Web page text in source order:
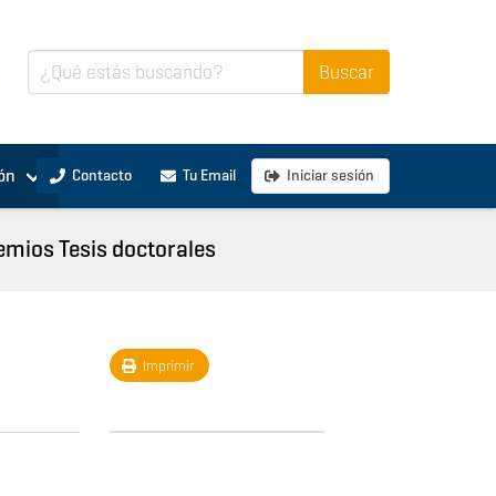
Contacto Tu Email Iniciar sesión
Tesis doctorales
Imprimir